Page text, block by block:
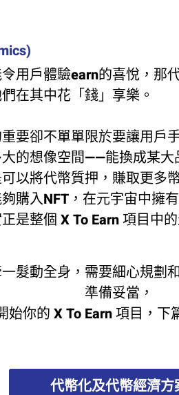
用戶體驗earn的喜悅，那
在其中花「錢」享樂。
要卻不單單限於要讓用戶
的想像空間——能換成某
以將代幣質押，賺取更多
購入NFT，在元宇宙中擁
是整個 X To Earn 項目中
髮動全身，需要細心規劃
準備妥當，
始你的 X To Earn 項目，下
代幣化及代幣經濟方